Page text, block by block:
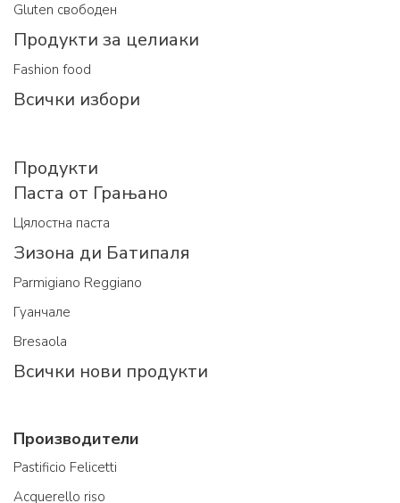
Gluten свободен
Продукти за целиаки
Fashion food
Всички избори
Продукти
Паста от Грањано
Цялостна паста
Зизона ди Батипаля
Parmigiano Reggiano
Гуанчале
Bresaola
Всички нови продукти
Производители
Pastificio Felicetti
Acquerello riso